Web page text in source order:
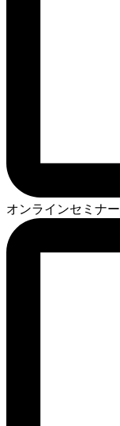
オンラインセミナー